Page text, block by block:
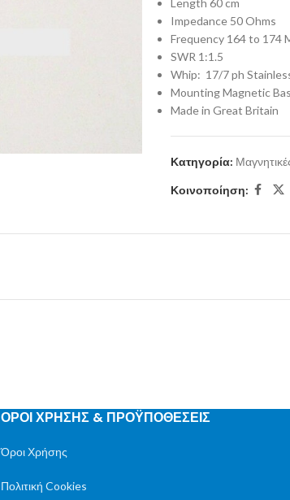
Length 60 cm
Impedance 50 Ohms
Frequency 164 to 174
SWR 1:1.5
Whip: 17/7 ph
Mounting Magnetic
Made in Great Britain
Κατηγορία:
Κοινοποίηση:
ΟΡΟΙ ΧΡΗΣΗΣ & ΠΡΟΫΠΟΘΕΣΕΙΣ
Όροι Χρήσης
Πολιτική Cookies